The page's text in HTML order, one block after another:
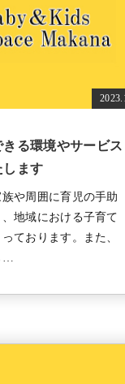
る環境やサービス
します
や周囲に育児の手助
地域における子育て
ております。また、